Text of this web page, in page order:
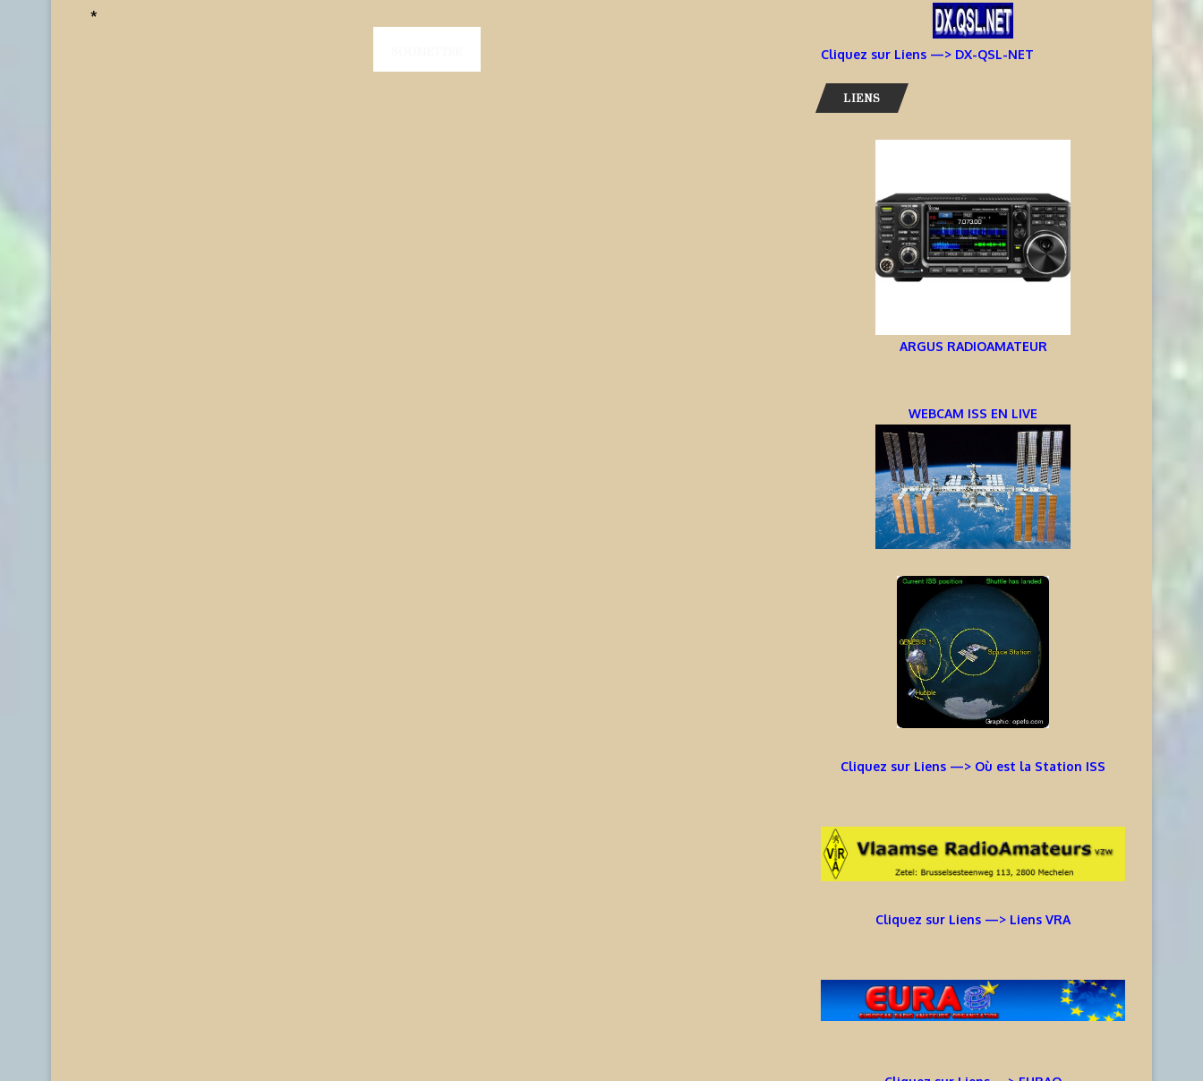
*
Cliquez sur Liens —> DX-QSL-NET
LIENS
ARGUS RADIOAMATEUR
WEBCAM ISS EN LIVE
Cliquez sur Liens —> Où est la Station ISS
Cliquez sur Liens —> Liens VRA